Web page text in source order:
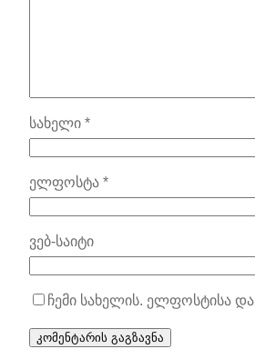
სახელი *
ელფოსტა *
ვებ-საიტი
ჩემი სახელის. ელფოსტისა და